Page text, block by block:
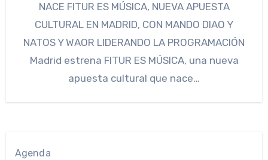
NACE FITUR ES MÚSICA, NUEVA APUESTA
CULTURAL EN MADRID, CON MANDO DIAO Y
NATOS Y WAOR LIDERANDO LA PROGRAMACIÓN
Madrid estrena FITUR ES MÚSICA, una nueva
apuesta cultural que nace…
Agenda